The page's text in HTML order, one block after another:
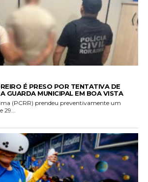
É PRESO POR TENTATIVA DE
GUARDA MUNICIPAL EM BOA VISTA
(PCRR) prendeu preventivamente um